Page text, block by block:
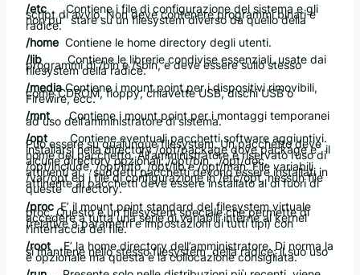
/etc Contiene i file di configurazione del sistema e gli
script di avvio. Non deve contenere programmi binari e
non pu` stare su un filesystem diverso da quello della
radice.
/home Contiene le home directory degli utenti.
/lib Contiene le librerie condivise essenziali, usate dai
programmi di /bin e /sbin, e deve essere sullo stesso
filesystem della radice.
/mediaContiene i mount point per i dispositivi rimovibili,
come CDROM, floppy, chiavette USB, dischi USB o
Firewire, ecc.
/mnt
Contiene i mount point per i montaggi temporanei
ad uso dell’amministratore di sistema.
/opt Contiene eventuali pacchetti software aggiuntivi.
Può essere su qualunque filesystem. Un pacchetto deve
installarsi nella directory /opt/package dove package e` il
nome del pacchetto. All’amministratore è riservato l’uso di
alcune directory opzionali: /opt/bin, /opt/doc,
/opt/include, /opt/info, /opt/lib e /opt/man. File variabili
attinenti ai suddetti pacchetti devono essere installati in
/var/opt ed i file di configurazione in /etc/opt, nessun file
attinente ai pacchetti deve essere installato al di fuori di
queste directory.
/proc E’ il mount point standard del filesystem virtuale
proc. Questo è un filesystem speciale che permette di
accedere a tutta una serie di variabili interne al kernel
(relative a parametri e impostazioni di tutti tipi) con
l’interfaccia dei file.
/root E’ la home directory dell’amministratore. Di norma la
si mantiene nello stesso filesystem della radice; il suo uso
è opzionale ma questa è la collocazione consigliata.